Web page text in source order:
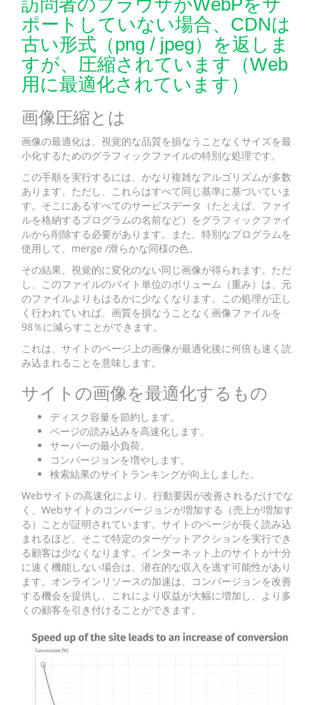
訪問者のブラウザがWebPをサ
ポートしていない場合、CDNは
古い形式（png / jpeg）を返しま
すが、圧縮されています（Web
用に最適化されています）
画像圧縮とは
画像の最適化は、視覚的な品質を損なうことなくサイズを最
小化するためのグラフィックファイルの特別な処理です。
この手順を実行するには、かなり複雑なアルゴリズムが多数
あります。ただし、これらはすべて同じ基準に基づいていま
す。そこにあるすべてのサービスデータ（たとえば、ファイ
ルを格納するプログラムの名前など）をグラフィックファイ
ルから削除する必要があります。また、特別なプログラムを
使用して、merge /滑らかな同様の色。
その結果、視覚的に変化のない同じ画像が得られます。ただ
し、このファイルのバイト単位のボリューム（重み）は、元
のファイルよりもはるかに少なくなります。この処理が正し
く行われていれば、画質を損なうことなく画像ファイルを
98％に減らすことができます。
これは、サイトのページ上の画像が最適化後に何倍も速く読
み込まれることを意味します。
サイトの画像を最適化するもの
ディスク容量を節約します。
ページの読み込みを高速化します。
サーバーの最小負荷。
コンバージョンを増やします。
検索結果のサイトランキングが向上しました。
Webサイトの高速化により、行動要因が改善されるだけでな
く、Webサイトのコンバージョンが増加する（売上が増加す
る）ことが証明されています。サイトのページが長く読み込
まれるほど、そこで特定のターゲットアクションを実行でき
る顧客は少なくなります。インターネット上のサイトが十分
に速く機能しない場合は、潜在的な収入を逃す可能性があり
ます。オンラインリソースの加速は、コンバージョンを改善
する機会を提供し、これにより収益が大幅に増加し、より多
くの顧客を引き付けることができます。